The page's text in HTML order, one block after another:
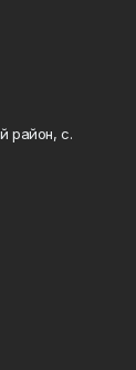
район, с.